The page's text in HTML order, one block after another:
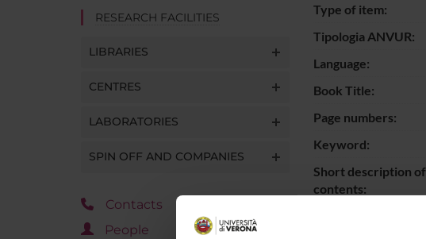
RESEARCH FACILITIES
LIBRARIES
CENTRES
LABORATORIES
SPIN OFF AND COMPANIES
Contacts
People
Type of item:
Tipologia ANVUR:
Language:
Book Title:
Page numbers:
Keyword:
Short description of
contents: